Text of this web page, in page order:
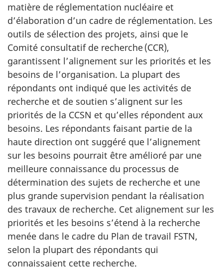
matière de réglementation nucléaire et
d’élaboration d’un cadre de réglementation. Les
outils de sélection des projets, ainsi que le
Comité consultatif de recherche (CCR),
garantissent l’alignement sur les priorités et les
besoins de l’organisation. La plupart des
répondants ont indiqué que les activités de
recherche et de soutien s’alignent sur les
priorités de la CCSN et qu’elles répondent aux
besoins. Les répondants faisant partie de la
haute direction ont suggéré que l’alignement
sur les besoins pourrait être amélioré par une
meilleure connaissance du processus de
détermination des sujets de recherche et une
plus grande supervision pendant la réalisation
des travaux de recherche. Cet alignement sur les
priorités et les besoins s’étend à la recherche
menée dans le cadre du Plan de travail FSTN,
selon la plupart des répondants qui
connaissaient cette recherche.